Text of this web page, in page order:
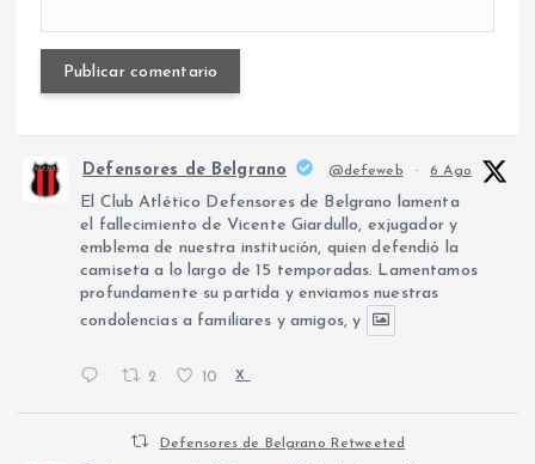
Defensores de Belgrano @defeweb · 6 Ago
El Club Atlético Defensores de Belgrano lamenta
el fallecimiento de Vicente Giardullo, exjugador y
emblema de nuestra institución, quien defendió la
camiseta a lo largo de 15 temporadas. Lamentamos
profundamente su partida y enviamos nuestras
condolencias a familiares y amigos, y
2 10 X
Defensores de Belgrano Retweeted